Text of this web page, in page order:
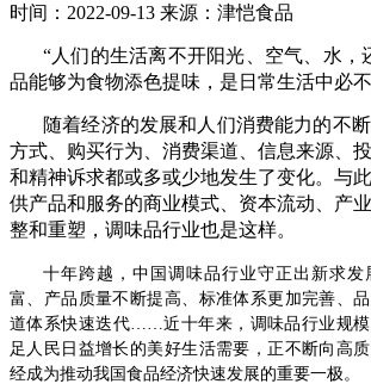
时间：2022-09-13 来源：津恺食品
“人们的生活离不开阳光、空气、水，
品能够为食物添色提味，是日常生活中必不
随着经济的发展和人们消费能力的不
方式、购买行为、消费渠道、信息来源、
和精神诉求都或多或少地发生了变化。与
供产品和服务的商业模式、资本流动、产
整和重塑，调味品行业也是这样。
十年跨越，中国调味品行业守正出新求发
富、产品质量不断提高、标准体系更加完善、
道体系快速迭代……近十年来，调味品行业规
足人民日益增长的美好生活需要，正不断向高
经成为推动我国食品经济快速发展的重要一极。